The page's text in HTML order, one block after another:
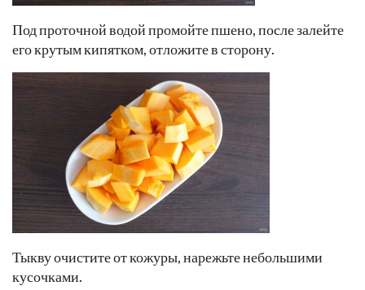
Под проточной водой промойте пшено, после залейте
его крутым кипятком, отложите в сторону.
Тыкву очистите от кожуры, нарежьте небольшими
кусочками.